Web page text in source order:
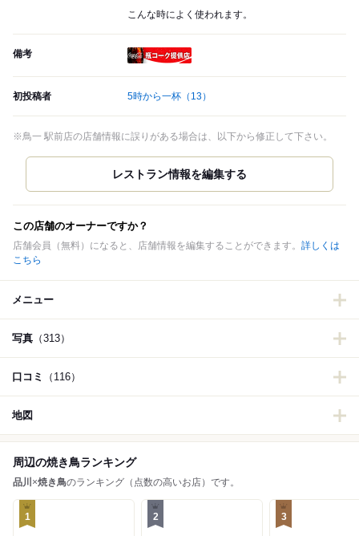
こんな時によく使われます。
備考
初投稿者 5時から一杯 （13）
※鳥一 駅前店の店舗情報に誤りがある場合は、以下から修正して下さい。
この店舗のオーナーですか？
店舗会員（無料）になると、店舗情報を編集することができます。 詳しくは
こちら
メニュー
写真 （313）
口コミ （116）
地図
周辺の焼き鳥ランキング
品川 ×焼き鳥のランキング（点数の高いお店）です。
1 2 3